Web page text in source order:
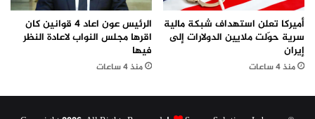
أميركا تعلن استهداف شبكة مالية
سرية حوّلت ملايين الدولارات إلى
إيران
منذ 4 ساعات
الرئيس عون اعاد 4 قوانين كان
اقرها مجلس النواب لاعادة النظر
فيها
منذ 4 ساعات